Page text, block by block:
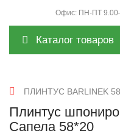
Офис: ПН-ПТ
Каталог товаров
ПЛИНТУС BARLINEK
Плинтус
Сапела 58*20